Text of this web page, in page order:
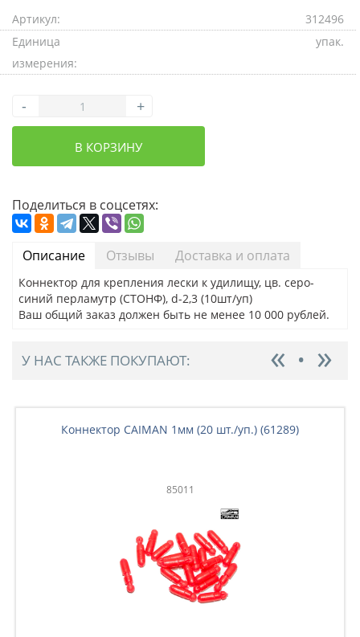
Артикул:
312496
Единица
измерения:
упак.
- +
В КОРЗИНУ
Поделиться в соцсетях:
Описание Отзывы Доставка и оплата
Коннектор для крепления лески к удилищу, цв. серо-
синий перламутр (СТОНФ), d-2,3 (10шт/уп)
Ваш общий заказ должен быть не менее 10 000 рублей.
У НАС ТАКЖЕ ПОКУПАЮТ:
Коннектор CAIMAN 1мм (20 шт./уп.) (61289)
85011